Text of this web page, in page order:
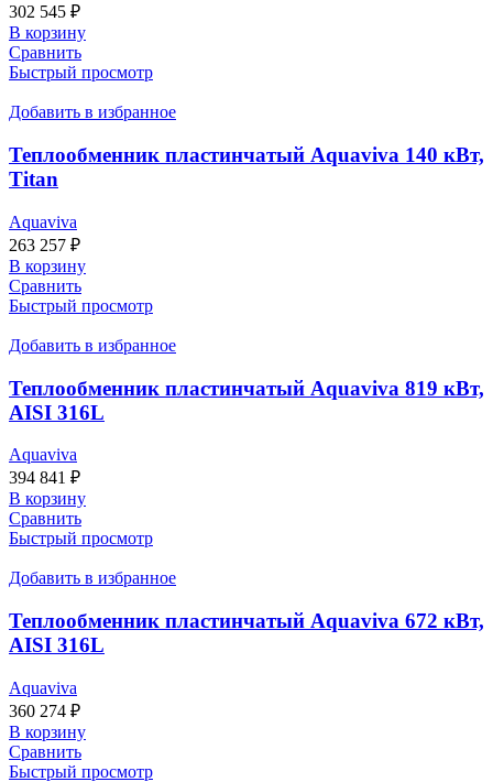
302 545 ₽
В корзину
Сравнить
Быстрый просмотр
Добавить в избранное
Теплообменник пластинчатый Aquaviva 140 кВт,
Titan
Aquaviva
263 257 ₽
В корзину
Сравнить
Быстрый просмотр
Добавить в избранное
Теплообменник пластинчатый Aquaviva 819 кВт,
AISI 316L
Aquaviva
394 841 ₽
В корзину
Сравнить
Быстрый просмотр
Добавить в избранное
Теплообменник пластинчатый Aquaviva 672 кВт,
AISI 316L
Aquaviva
360 274 ₽
В корзину
Сравнить
Быстрый просмотр